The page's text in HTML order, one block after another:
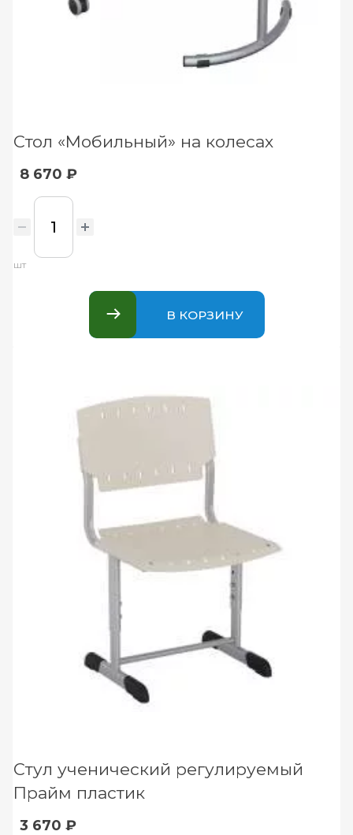
Стол «Мобильный» на колесах
8 670 ₽
шт
В КОРЗИНУ
Стул ученический регулируемый
Прайм пластик
3 670 ₽